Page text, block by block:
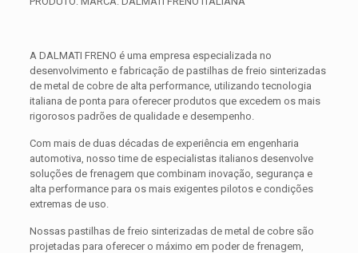
A DALMATI FRENO é uma empresa especializada no
desenvolvimento e fabricação de pastilhas de freio sinterizadas
de metal de cobre de alta performance, utilizando tecnologia
italiana de ponta para oferecer produtos que excedem os mais
rigorosos padrões de qualidade e desempenho.
Com mais de duas décadas de experiência em engenharia
automotiva, nosso time de especialistas italianos desenvolve
soluções de frenagem que combinam inovação, segurança e
alta performance para os mais exigentes pilotos e condições
extremas de uso.
Nossas pastilhas de freio sinterizadas de metal de cobre são
projetadas para oferecer o máximo em poder de frenagem,